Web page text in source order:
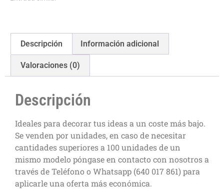
Descripción Información adicional
Valoraciones (0)
Descripción
Ideales para decorar tus ideas a un coste más bajo.
Se venden por unidades, en caso de necesitar
cantidades superiores a 100 unidades de un
mismo modelo póngase en contacto con nosotros a
través de Teléfono o Whatsapp (640 017 861) para
aplicarle una oferta más económica.